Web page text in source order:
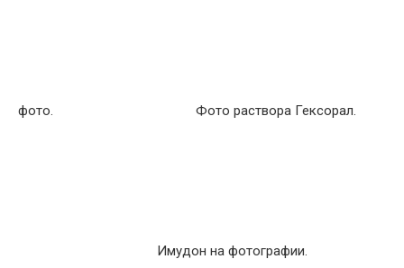
фото. Фото раствора Гексорал.
Имудон на фотографии.